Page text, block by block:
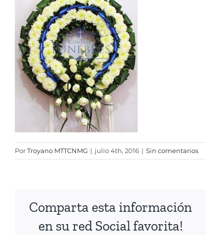
Cruces
Medallones
Cubre cajas
Ramos
PorTroyano MTTCNMG | julio 4th, 2016 | Sin comentarios
Comparta esta información
en su red Social favorita!